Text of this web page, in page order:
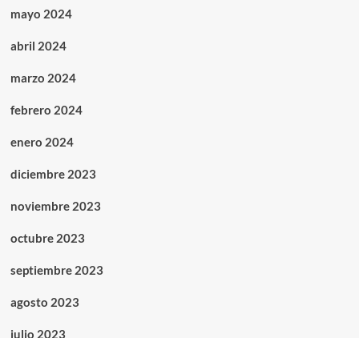
mayo 2024
abril 2024
marzo 2024
febrero 2024
enero 2024
diciembre 2023
noviembre 2023
octubre 2023
septiembre 2023
agosto 2023
julio 2023